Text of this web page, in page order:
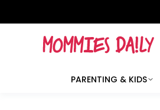
PARENTING & KIDS